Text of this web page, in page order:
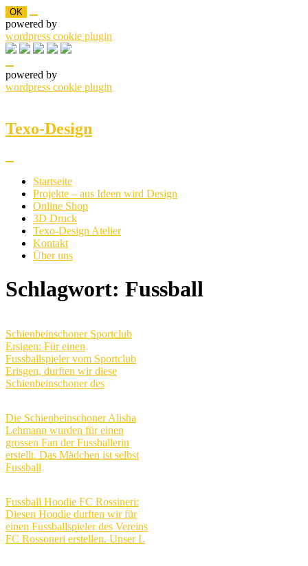
OK
powered by
wordpress cookie plugin
powered by
wordpress cookie plugin
content
Texo-Design
Startseite
Projekte – aus Ideen wird Design
Online Shop
3D Druck
Texo-Design Atelier
Kontakt
Über uns
Schlagwort: Fussball
Schienbeinschoner Sportclub
Ersigen: Für einen
Fussballspieler vom Sportclub
Erisgen, durften wir diese
Schienbeinschoner des
Die Schienbeinschoner Alisha
Lehmann wurden für einen
grossen Fan der Fussballerin
erstellt. Das Mädchen ist selbst
Fussball
Fussball Hoodie FC Rossineri:
Diesen Hoodie durften wir für
einen Fussballspieler des Vereins
FC Rossoneri erstellen. Unser L